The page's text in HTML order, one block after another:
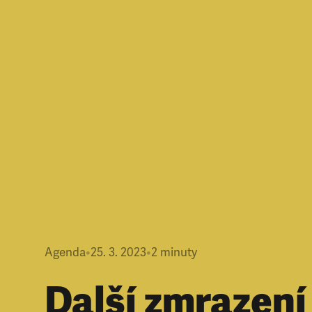
Agenda•25. 3. 2023•2 minuty
Další